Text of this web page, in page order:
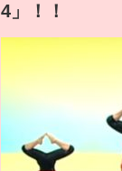
4」！！